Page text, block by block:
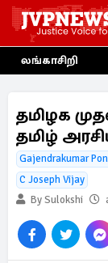
லங்காசிறி
தமிழக
தமிழ்
Gajendrakumar
C Joseph Vijay
By Sulokshi